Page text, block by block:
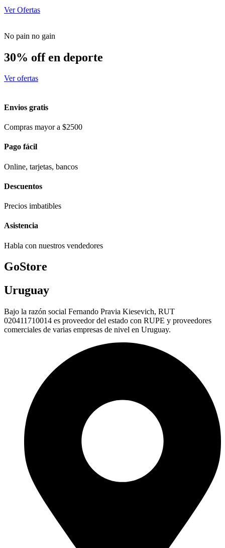
Ver Ofertas
No pain no gain
30% off en deporte
Ver ofertas
Envios gratis
Compras mayor a $2500
Pago fácil
Online, tarjetas, bancos
Descuentos
Precios imbatibles
Asistencia
Habla con nuestros vendedores
GoStore
Uruguay
Bajo la razón social Fernando Pravia Kiesevich, RUT
020411710014 es proveedor del estado con RUPE y proveedores
comerciales de varias empresas de nivel en Uruguay.